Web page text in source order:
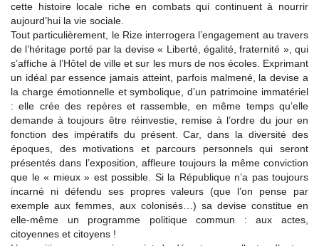
cette histoire locale riche en combats qui continuent à nourrir
aujourd’hui la vie sociale.
Tout particulièrement, le Rize interrogera l’engagement au travers
de l’héritage porté par la devise « Liberté, égalité, fraternité », qui
s’affiche à l’Hôtel de ville et sur les murs de nos écoles. Exprimant
un idéal par essence jamais atteint, parfois malmené, la devise a
la charge émotionnelle et symbolique, d’un patrimoine immatériel
: elle crée des repères et rassemble, en même temps qu’elle
demande à toujours être réinvestie, remise à l’ordre du jour en
fonction des impératifs du présent. Car, dans la diversité des
époques, des motivations et parcours personnels qui seront
présentés dans l’exposition, affleure toujours la même conviction
que le « mieux » est possible. Si la République n’a pas toujours
incarné ni défendu ses propres valeurs (que l’on pense par
exemple aux femmes, aux colonisés…) sa devise constitue en
elle-même un programme politique commun : aux actes,
citoyennes et citoyens !